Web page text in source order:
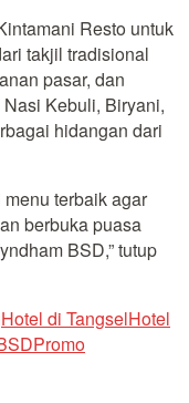
Resto untuk
takjil tradisional
pasar, dan
Kebuli, Biryani,
hidangan dari
terbaik agar
berbuka puasa
BSD,” tutup
Hotel di TangselHotel
Promo